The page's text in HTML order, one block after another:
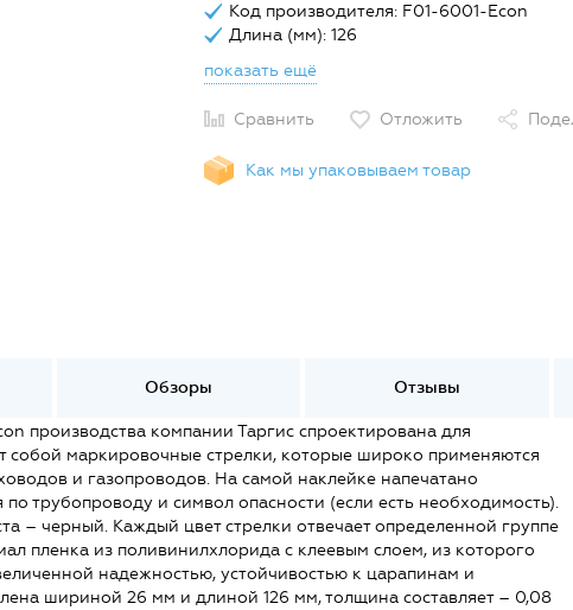
Код производителя: F01-6001-Econ
Длина (мм): 126
показать ещё
Сравнить Отложить
Как мы упаковываем товар
Обзоры Отзывы
производства компании Таргис спроектирована для
собой маркировочные стрелки, которые широко применяются
и газопроводов. На самой наклейке напечатано
трубопроводу и символ опасности (если есть необходимость).
– черный. Каждый цвет стрелки отвечает определенной группе
пленка из поливинилхлорида с клеевым слоем, из которого
надежностью, устойчивостью к царапинам и
шириной 26 мм и длиной 126 мм, толщина составляет – 0,08